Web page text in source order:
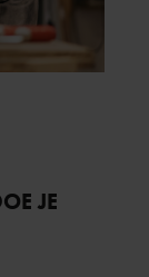
JE